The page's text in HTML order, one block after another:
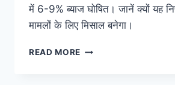
में 6-9% ब्याज घोषित। जानें क्यों यह
मामलों के लिए मिसाल बनेगा।
READ MORE